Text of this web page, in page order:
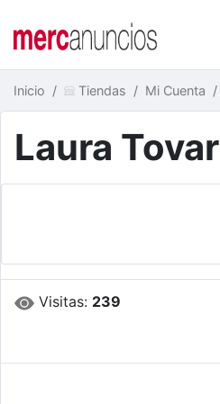
Inicio Tiendas Mi Cuenta
Laura Tovar
Visitas: 239